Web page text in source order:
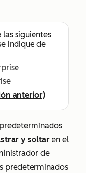
las siguientes
indique de
anterior)
y soltar en el
de
predeterminados